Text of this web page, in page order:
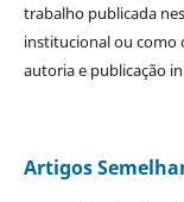
trabalho publicada
institucional ou como
autoria e publicação
Artigos